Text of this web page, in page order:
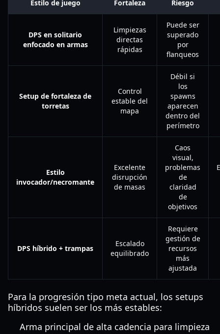
Estilo de juego Fortaleza Riesgo
DPS en solitario
enfocado en armas
Limpiezas
directas
rápidas
Puede ser
superado
por
flanqueos
Setup de fortaleza de
torretas
Control
estable del
mapa
Débil si
los
spawns
aparecen
dentro del
perímetro
Estilo
invocador/necromante
Excelente
disrupción
de masas
Caos
visual,
problemas
de
claridad
de
objetivos
DPS híbrido + trampas
Escalado
equilibrado
Requiere
gestión de
recursos
más
ajustada
Para la progresión tipo meta actual, los setups
híbridos suelen ser los más estables:
Arma principal de alta cadencia para limpieza